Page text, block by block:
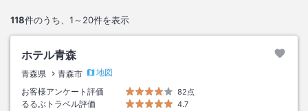
118件のうち、 1～20件を表示
ホテル青森
青森県 青森市
地図
お客様アンケート評価
82点
るるぶトラベル評価
4.7